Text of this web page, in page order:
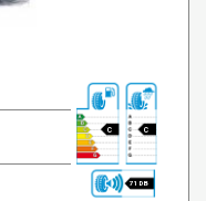
C C
71 DB